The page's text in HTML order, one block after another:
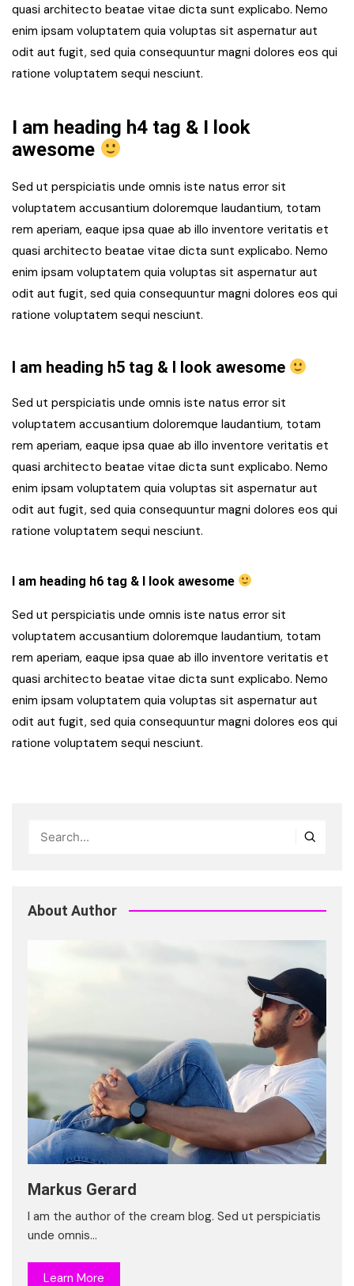
quasi architecto beatae vitae dicta sunt explicabo. Nemo
enim ipsam voluptatem quia voluptas sit aspernatur aut
odit aut fugit, sed quia consequuntur magni dolores eos qui
ratione voluptatem sequi nesciunt.
I am heading h4 tag & I look
awesome
Sed ut perspiciatis unde omnis iste natus error sit
voluptatem accusantium doloremque laudantium, totam
rem aperiam, eaque ipsa quae ab illo inventore veritatis et
quasi architecto beatae vitae dicta sunt explicabo. Nemo
enim ipsam voluptatem quia voluptas sit aspernatur aut
odit aut fugit, sed quia consequuntur magni dolores eos qui
ratione voluptatem sequi nesciunt.
I am heading h5 tag & I look awesome
Sed ut perspiciatis unde omnis iste natus error sit
voluptatem accusantium doloremque laudantium, totam
rem aperiam, eaque ipsa quae ab illo inventore veritatis et
quasi architecto beatae vitae dicta sunt explicabo. Nemo
enim ipsam voluptatem quia voluptas sit aspernatur aut
odit aut fugit, sed quia consequuntur magni dolores eos qui
ratione voluptatem sequi nesciunt.
I am heading h6 tag & I look awesome
Sed ut perspiciatis unde omnis iste natus error sit
voluptatem accusantium doloremque laudantium, totam
rem aperiam, eaque ipsa quae ab illo inventore veritatis et
quasi architecto beatae vitae dicta sunt explicabo. Nemo
enim ipsam voluptatem quia voluptas sit aspernatur aut
odit aut fugit, sed quia consequuntur magni dolores eos qui
ratione voluptatem sequi nesciunt.
About Author
Markus Gerard
I am the author of the cream blog. Sed ut perspiciatis
unde omnis…
Learn More